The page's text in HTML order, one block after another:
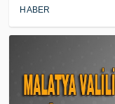
HABER